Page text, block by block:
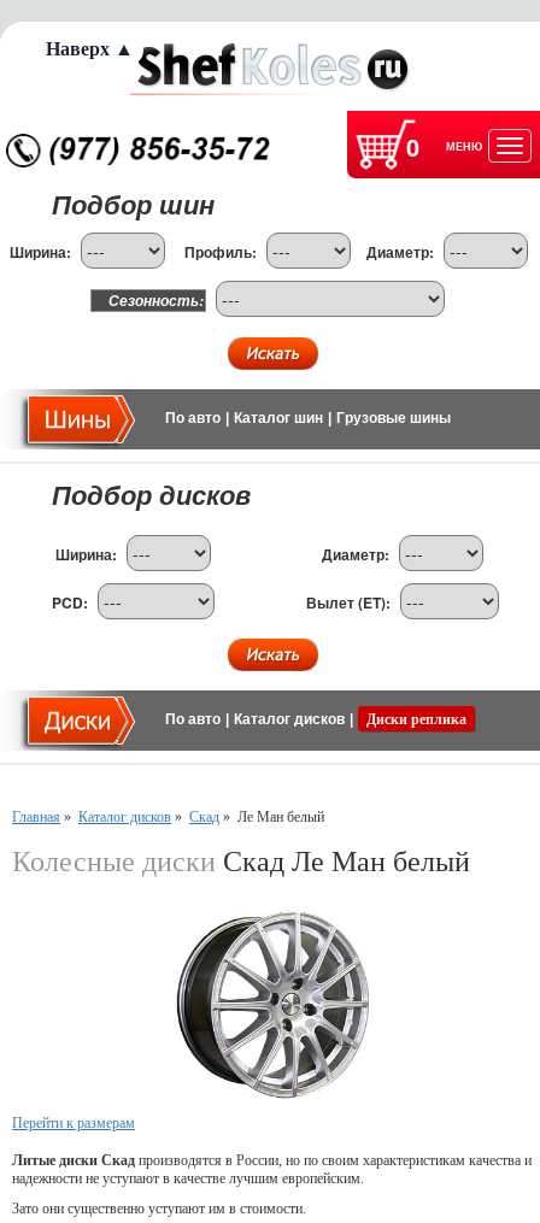
0 МЕНЮ
Подбор шин
Ширина: Профиль: Диаметр:
Сезонность:
По авто Каталог шин Грузовые шины
Подбор дисков
Ширина: Диаметр:
PCD: Вылет (ET):
По авто Каталог дисков Диски реплика
Главная » Каталог дисков » Скад » Ле Ман белый
Колесные диски Скад Ле Ман белый
Перейти к размерам
Литые диски Скад производятся в России, но по своим характеристикам качества и
надежности не уступают в качестве лучшим европейским.
Зато они существенно уступают им в стоимости.
Наверх ▲